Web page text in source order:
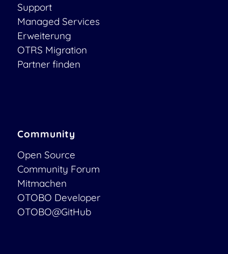
Support
Managed Services
Erweiterung
OTRS Migration
Partner finden
Community
Open Source
Community Forum
Mitmachen
OTOBO Developer
OTOBO@GitHub